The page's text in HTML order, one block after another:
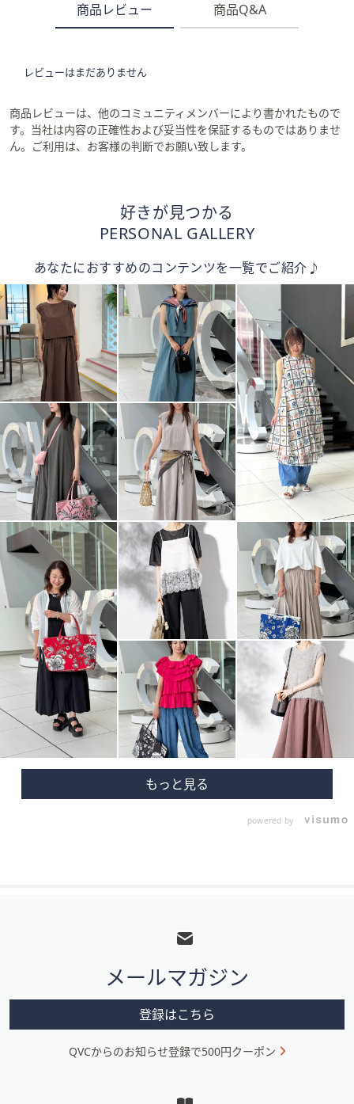
商品レビュー 商品Q&A
レビューはまだありません
商品レビューは、他のコミュニティメンバーにより書かれたもので
す。当社は内容の正確性および妥当性を保証するものではありませ
ん。ご利用は、お客様の判断でお願い致します。
好きが見つかる
PERSONAL GALLERY
あなたにおすすめのコンテンツを一覧でご紹介♪
powered by
メ
ニ
メールマガジン
登録はこちら
QVCからのお知らせ登録で500円クーポン